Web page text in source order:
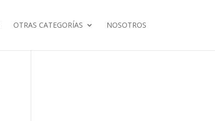
OTRAS CATEGORÍAS NOSOTROS